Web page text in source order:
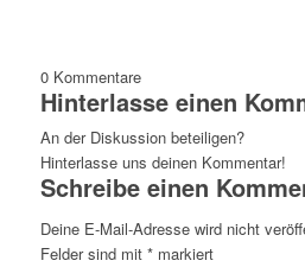
0 Kommentare
Hinterlasse einen
An der Diskussion beteiligen?
Hinterlasse uns deinen Kommentar!
Schreibe einen
Deine E-Mail-Adresse wird nicht
Felder sind mit *markiert